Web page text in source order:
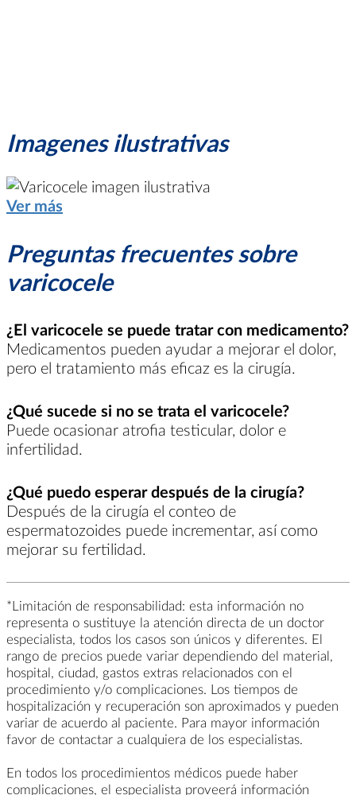
Imagenes ilustrativas
Ver más
Preguntas frecuentes sobre
varicocele
¿El varicocele se puede tratar con medicamento?
Medicamentos pueden ayudar a mejorar el dolor,
pero el tratamiento más eficaz es la cirugía.
¿Qué sucede si no se trata el varicocele?
Puede ocasionar atrofia testicular, dolor e
infertilidad.
¿Qué puedo esperar después de la cirugía?
Después de la cirugía el conteo de
espermatozoides puede incrementar, así como
mejorar su fertilidad.
*Limitación de responsabilidad: esta información no
representa o sustituye la atención directa de un doctor
especialista, todos los casos son únicos y diferentes. El
rango de precios puede variar dependiendo del material,
hospital, ciudad, gastos extras relacionados con el
procedimiento y/o complicaciones. Los tiempos de
hospitalización y recuperación son aproximados y pueden
variar de acuerdo al paciente. Para mayor información
favor de contactar a cualquiera de los especialistas.
En todos los procedimientos médicos puede haber
complicaciones, el especialista proveerá información